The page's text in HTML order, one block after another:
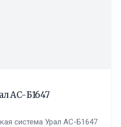
АС-Б1647
система Урал АС-Б1647